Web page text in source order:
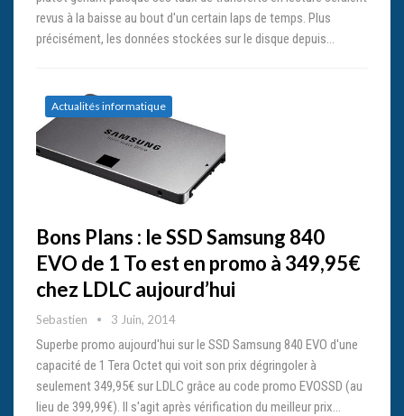
revus à la baisse au bout d'un certain laps de temps. Plus
précisément, les données stockées sur le disque depuis…
Actualités informatique
Bons Plans : le SSD Samsung 840
EVO de 1 To est en promo à 349,95€
chez LDLC aujourd’hui
Sebastien 3 Juin, 2014
Superbe promo aujourd'hui sur le SSD Samsung 840 EVO d'une
capacité de 1 Tera Octet qui voit son prix dégringoler à
seulement 349,95€ sur LDLC grâce au code promo EVOSSD (au
lieu de 399,99€). Il s'agit après vérification du meilleur prix…